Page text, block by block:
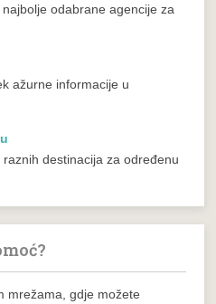
odabrane agencije za
ažurne informacije u
destinacija za određenu
mrežama, gdje možete